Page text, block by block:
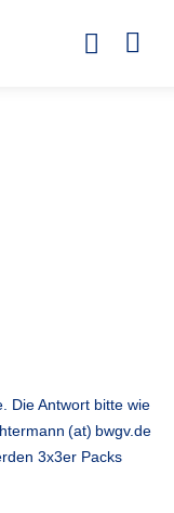
Die Antwort bitte wie
(at) bwgv.de
3x3er Packs